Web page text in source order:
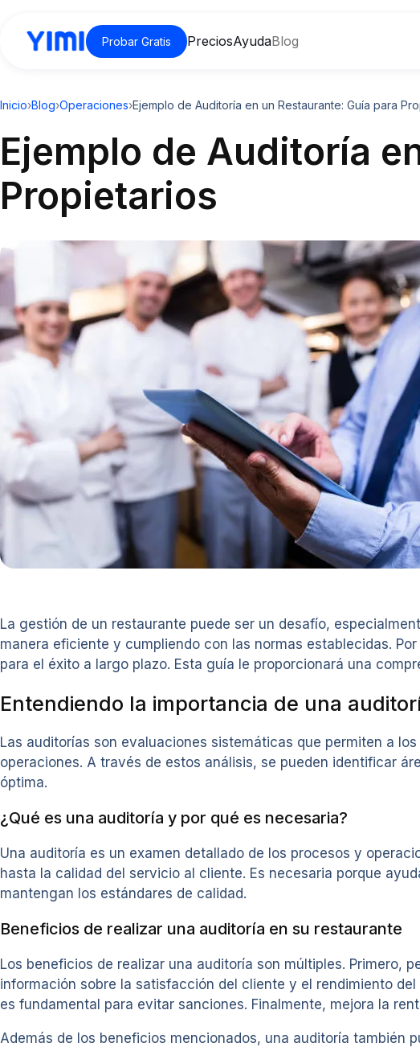
Probar Gratis PreciosAyudaBlog
Inicio›Blog›Operaciones›Ejemplo de Auditoría en un Restaurante: Guía para
Ejemplo de Auditoría
Propietarios
La gestión de un restaurante puede ser un desafío,
manera eficiente y cumpliendo con las normas establecidas.
para el éxito a largo plazo. Esta guía le proporcionará una
Entendiendo la importancia de una
Las auditorías son evaluaciones sistemáticas que permiten a
operaciones. A través de estos análisis, se pueden identificar
óptima.
¿Qué es una auditoría y por qué es necesaria?
Una auditoría es un examen detallado de los procesos y
hasta la calidad del servicio al cliente. Es necesaria porque
mantengan los estándares de calidad.
Beneficios de realizar una auditoría en su restaurante
Los beneficios de realizar una auditoría son múltiples. Primero,
información sobre la satisfacción del cliente y el rendimiento
es fundamental para evitar sanciones. Finalmente, mejora la
Además de los beneficios mencionados, una auditoría también